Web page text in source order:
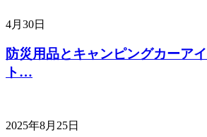
4月30日
防災用品とキャンピングカーア
ト…
2025年8月25日